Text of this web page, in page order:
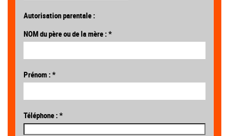
Autorisation parentale :
NOM du père ou de la mère :*
Prénom :*
Téléphone :*